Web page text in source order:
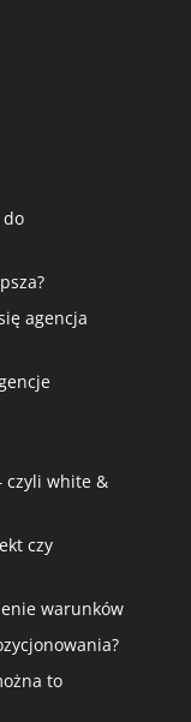
do
agencja
czyli white &
czy
warunków
to